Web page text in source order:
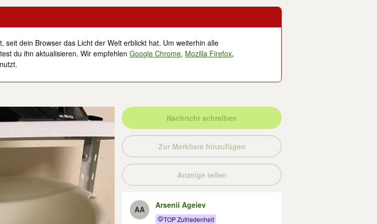
seit dein Browser das Licht der Welt erblickt hat. Um weiterhin alle
du ihn aktualisieren. Wir empfehlenGoogle Chrome, Mozilla Firefox,
Nachricht schreiben
Zur Merkliste hinzufügen
Anzeige teilen
AA Arsenii Ageiev
TOP Zufriedenheit